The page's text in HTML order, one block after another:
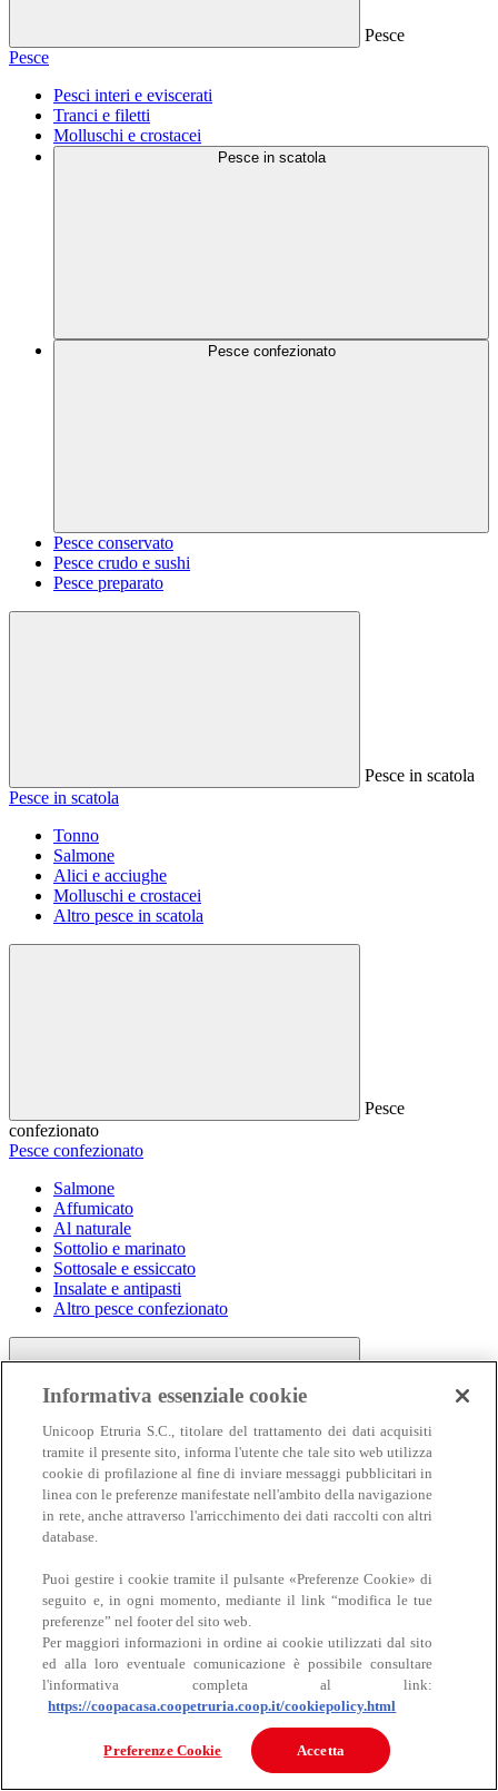
Pesce
Pesce
Pesci interi e eviscerati
Tranci e filetti
Molluschi e crostacei
Pesce in scatola
Pesce confezionato
Pesce conservato
Pesce crudo e sushi
Pesce preparato
Pesce in scatola
Pesce in scatola
Tonno
Salmone
Alici e acciughe
Molluschi e crostacei
Altro pesce in scatola
Pesce
confezionato
Pesce confezionato
Salmone
Affumicato
Al naturale
Sottolio e marinato
Sottosale e essiccato
Insalate e antipasti
Altro pesce confezionato
Carne
Carne
Bovino
Informativa essenziale cookie
Unicoop Etruria S.C., titolare del trattamento dei dati acquisiti
tramite il presente sito, informa l'utente che tale sito web utilizza
cookie di profilazione al fine di inviare messaggi pubblicitari in
linea con le preferenze manifestate nell'ambito della navigazione
in rete, anche attraverso l'arricchimento dei dati raccolti con altri
database.
Puoi gestire i cookie tramite il pulsante «Preferenze Cookie» di
seguito e, in ogni momento, mediante il link “modifica le tue
preferenze” nel footer del sito web.
Per maggiori informazioni in ordine ai cookie utilizzati dal sito
ed alla loro eventuale comunicazione è possibile consultare
l'informativa completa al link:
https://coopacasa.coopetruria.coop.it/cookiepolicy.html
Preferenze Cookie Accetta